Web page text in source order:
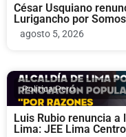
César Usquiano
Lurigancho por
agosto 5, 2026
Politica Peru
Luis Rubio renuncia
Lima: JEE Lima